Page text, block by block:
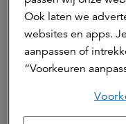
Ook laten we
websites en apps.
aanpassen of
“Voorkeuren